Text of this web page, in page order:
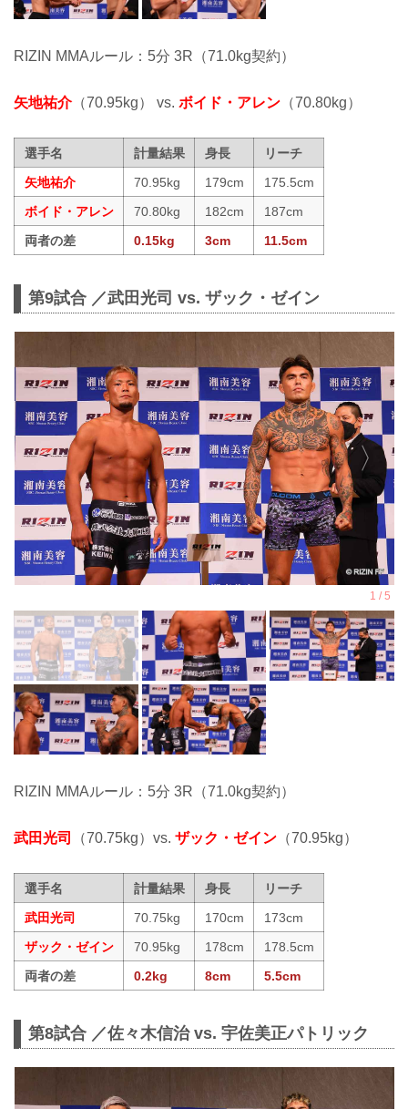
RIZIN MMAルール：5分 3R（71.0kg契約）
矢地祐介（70.95kg） vs. ボイド・アレン （70.80kg）
選手名 計量結果 身長
リーチ
矢地祐介
70.95kg 179cm
175.5cm
ボイド・アレン
70.80kg 182cm
187cm
両者の差
0.15kg 3cm 11.5cm
第9試合 ／武田光司 vs. ザック・ゼイン
RIZIN MMAルール：5分 3R（71.0kg契約）
武田光司 （70.75kg）vs. ザック・ゼイン （70.95kg）
選手名 計量結果 身長
リーチ
武田光司
70.75kg 170cm
173cm
ザック・ゼイン
70.95kg 178cm
178.5cm
両者の差
0.2kg 8cm 5.5cm
第8試合 ／佐々木信治 vs. 宇佐美正パトリック